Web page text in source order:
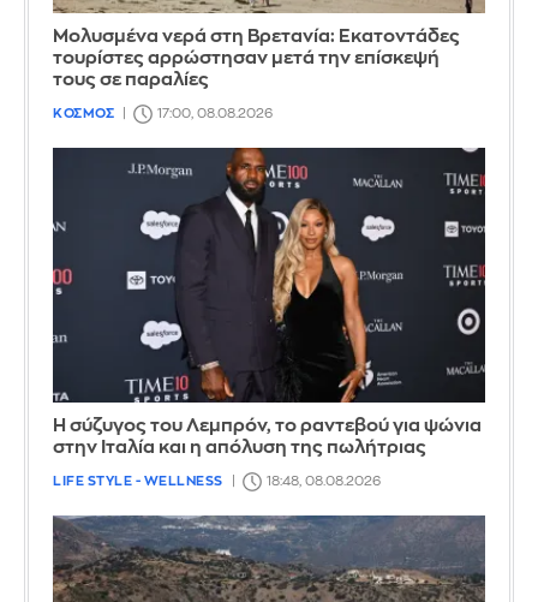
Μολυσμένα νερά στη Βρετανία: Εκατοντάδες
τουρίστες αρρώστησαν μετά την επίσκεψή
τους σε παραλίες
ΚΟΣΜΟΣ 17:00, 08.08.2026
Η σύζυγος του Λεμπρόν, το ραντεβού για ψώνια
στην Ιταλία και η απόλυση της πωλήτριας
LIFE STYLE - WELLNESS 18:48, 08.08.2026